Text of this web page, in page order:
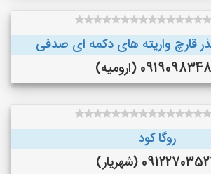
قارچ واریته های دکمه ای صدفی
(ارومیه)
روگا کود
(شهریار)